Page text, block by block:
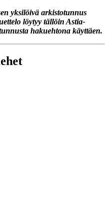
yksilöivä arkistotunnus
löytyy tällöin Astia-
hakuehtona käyttäen.